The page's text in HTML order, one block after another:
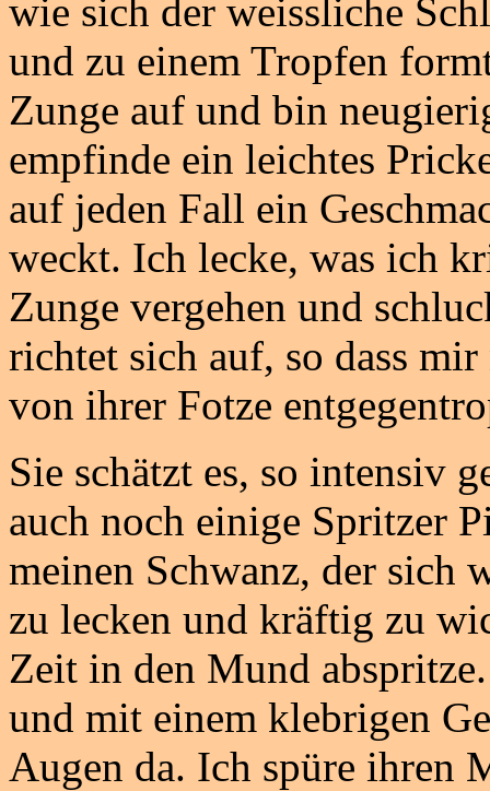
wie sich der weissliche
und zu einem Tropfen
Zunge auf und bin
empfinde ein leichtes
auf jeden Fall ein
weckt. Ich lecke, was ich
Zunge vergehen und
richtet sich auf, so dass
von ihrer Fotze
Sie schätzt es, so intensiv
auch noch einige Spritzer
meinen Schwanz, der sich
zu lecken und kräftig zu
Zeit in den Mund
und mit einem klebrigen
Augen da. Ich spüre ihren